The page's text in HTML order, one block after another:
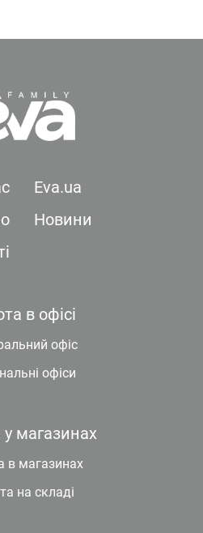
Eva.ua
Новини
в офісі
офіс
офіси
магазинах
в магазинах
на складі